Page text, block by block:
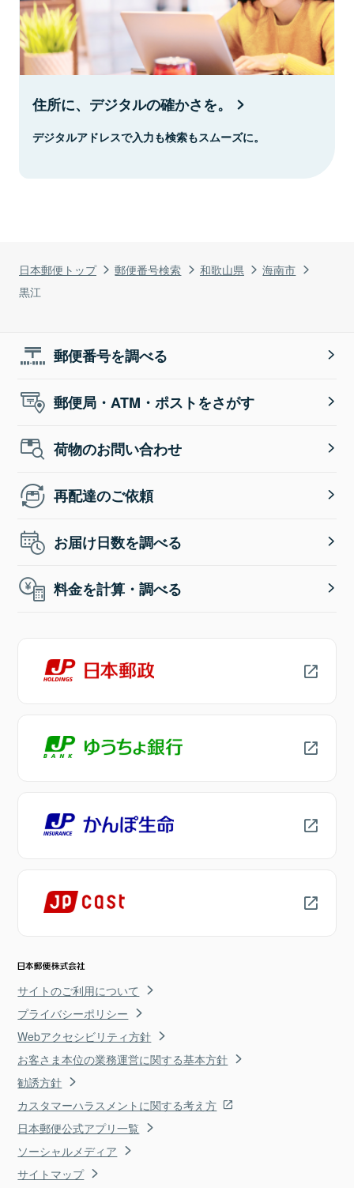
日本郵便トップ 郵便番号検索 和歌山県
海南市
黒江
住所に、デジタルの確かさを。
デジタルアドレスで入力も検索もスムーズに。
郵便番号を調べる
郵便局・ATM・ポストをさがす
荷物のお問い合わせ
再配達のご依頼
お届け日数を調べる
料金を計算・調べる
サイトのご利用について
プライバシーポリシー
Webアクセシビリティ方針
お客さま本位の業務運営に関する基本方針
勧誘方針
カスタマーハラスメントに関する考え方
日本郵便公式アプリ一覧
ソーシャルメディア
サイトマップ